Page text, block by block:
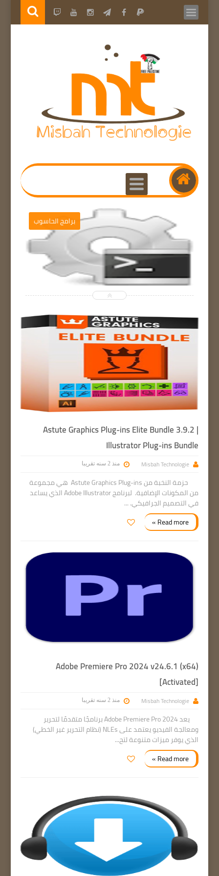
برامج الحاسوب
Astute Graphics Plug-ins Elite Bundle 3.9.2 |
Illustrator Plug-ins Bundle
Misbah Technologie منذ 2 سنه تقريبا
حزمة النخبة من Astute Graphics Plug-ins هي مجموعة
من المكونات الإضافية. لبرنامج Adobe Illustrator الذي يساعد
في التصميم الجرافيكي. ...
Read more »
Adobe Premiere Pro 2024 v24.6.1 (x64)
[Activated]
Misbah Technologie منذ 2 سنه تقريبا
يعد Adobe Premiere Pro 2024 برنامجًا متقدمًا لتحرير
ومعالجة الفيديو يعتمد على NLEs (نظام التحرير غير الخطي)
الذي يوفر ميزات متنوعة لتح...
Read more »